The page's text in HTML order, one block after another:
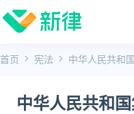
首页 宪法 中华人民共和
中华人民共和